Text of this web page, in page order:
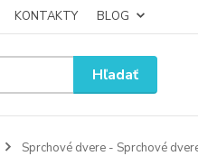
KONTAKTY BLOG
Hľadať
Sprchové dvere - Sprchové